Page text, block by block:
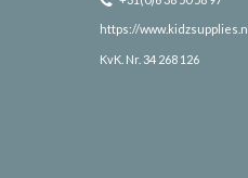
https://www.kidzsupplies.nl
KvK. Nr. 34 268 126